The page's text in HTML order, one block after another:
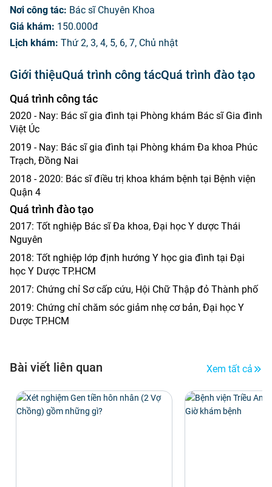
Nơi công tác: Bác sĩ Chuyên Khoa
Giá khám: 150.000đ
Lịch khám: Thứ 2, 3, 4, 5, 6, 7, Chủ nhật
Giới thiệuQuá trình công tácQuá trình đào tạo
Quá trình công tác
2020 - Nay: Bác sĩ gia đình tại Phòng khám Bác sĩ Gia đình
Việt Úc
2019 - Nay: Bác sĩ gia đình tại Phòng khám Đa khoa Phúc
Trạch, Đồng Nai
2018 - 2020: Bác sĩ điều trị khoa khám bệnh tại Bệnh viện
Quận 4
Quá trình đào tạo
2017: Tốt nghiệp Bác sĩ Đa khoa, Đại học Y dược Thái
Nguyên
2018: Tốt nghiệp lớp định hướng Y học gia đình tại Đại
học Y Dược TP.HCM
2017: Chứng chỉ Sơ cấp cứu, Hội Chữ Thập đỏ Thành phố
2019: Chứng chỉ chăm sóc giảm nhẹ cơ bản, Đại học Y
Dược TP.HCM
Bài viết liên quan Xem tất cả